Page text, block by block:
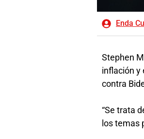
Enda
Stephen
inflación y
contra
“Se trata
los temas